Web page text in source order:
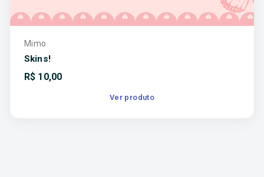
Mimo
Skins!
R$ 10,00
Ver produto